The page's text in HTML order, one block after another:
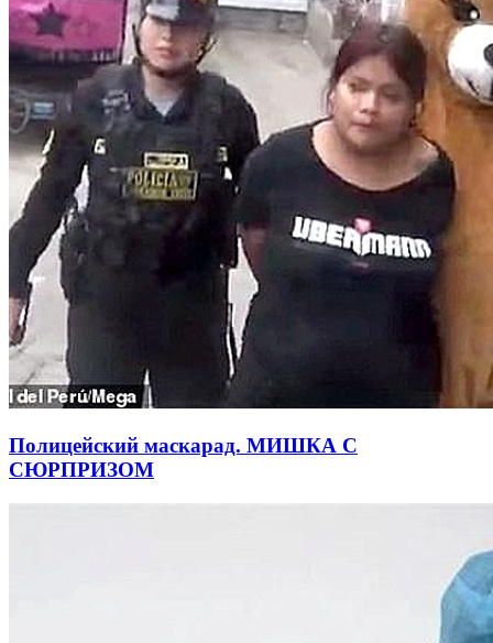
Полицейский маскарад. МИШКА С
СЮРПРИЗОМ